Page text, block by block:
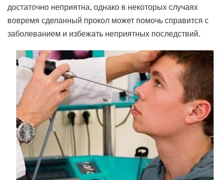
достаточно неприятна, однако в некоторых случаях
вовремя сделанный прокол может помочь справится с
заболеванием и избежать неприятных последствий.